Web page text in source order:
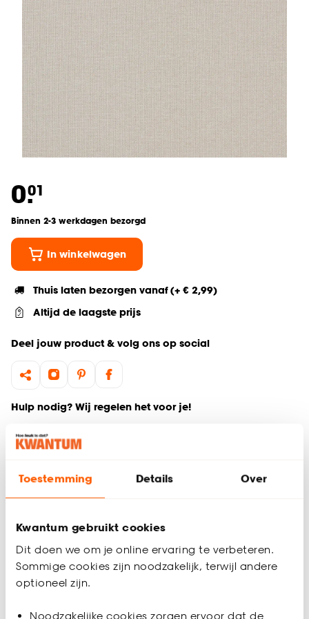
Toestemming Details Over
Kwantum gebruikt cookies
Dit doen we om je online ervaring te verbeteren.
Sommige cookies zijn noodzakelijk, terwijl andere
optioneel zijn.
Noodzakelijke cookies zorgen ervoor dat de
0.01
Binnen 2-3 werkdagen bezorgd
In winkelwagen
Thuis laten bezorgen vanaf (+ € 2,99)
Altijd de laagste prijs
Deel jouw product & volg ons op social
Hulp nodig? Wij regelen het voor je!
Productomschrijving
Wil je zeker weten dat deze gordijnstof bij de rest van jouw
en bekijk of vergelijk eenvoudig welke gordijnstof jouw
favoriet is. Zo ben je 100% zeker van de juiste keuze. De
kleurstalen worden binnen 2 à 3 werkdagen thuisbezorgd en
passen door de brievenbus. Afmeting staal Gordijn: 13 x 26